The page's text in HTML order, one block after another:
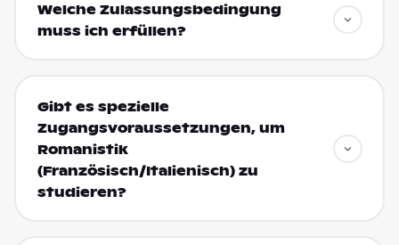
Welche Zulassungsbedingung
muss ich erfüllen?
Gibt es spezielle
Zugangsvoraussetzungen, um
Romanistik
(Französisch/Italienisch) zu
studieren?